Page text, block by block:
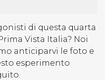
di questa quarta
Vista Italia? Noi
anticiparvi le foto e
esperimento